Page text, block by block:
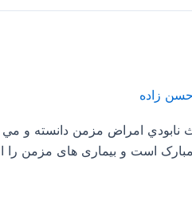
حسن زاده
امراض مزمن دانسته و مي
است و بیماری های مزمن